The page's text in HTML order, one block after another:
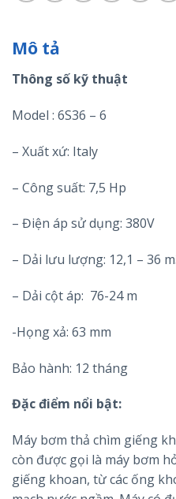
Mô tả
Thông số kỹ thuật
Model : 6S36 – 6
– Xuất xứ: Italy
– Công suất: 7,5 Hp
– Điện áp sử dụng: 380V
– Dải lưu lượng: 12,1 – 36
– Dải cột áp: 76-24 m
-Họng xả: 63 mm
Bảo hành: 12 tháng
Đặc điểm nổi bật:
Máy bơm thả chìm giếng
còn được gọi là máy bơm
giếng khoan, từ các ống